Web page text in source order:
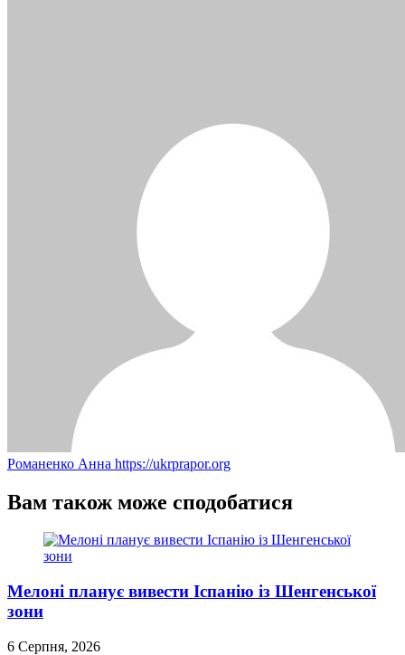
Романенко Анна https://ukrprapor.org
Вам також може сподобатися
Мелоні планує вивести Іспанію із Шенгенської
зони
6 Серпня, 2026